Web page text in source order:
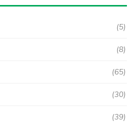
(5)
(8)
(65)
(30)
(39)